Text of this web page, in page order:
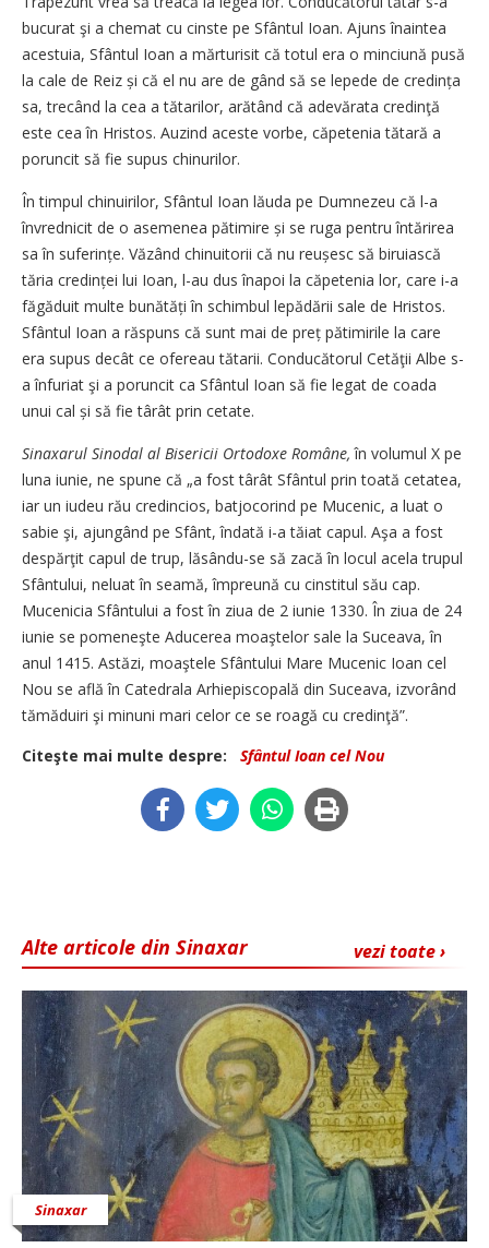
bucurat şi a chemat cu cinste pe Sfântul Ioan. Ajuns înaintea
acestuia, Sfântul Ioan a mărturisit că totul era o minciună pusă
la cale de Reiz și că el nu are de gând să se lepede de credința
sa, trecând la cea a tătarilor, arătând că adevărata credinţă
este cea în Hristos. Auzind aceste vorbe, căpetenia tătară a
poruncit să fie supus chinurilor.
În timpul chinuirilor, Sfântul Ioan lăuda pe Dumnezeu că l-a
învrednicit de o asemenea pătimire și se ruga pentru întărirea
sa în suferințe. Văzând chinuitorii că nu reușesc să biruiască
tăria credinței lui Ioan, l-au dus înapoi la căpetenia lor, care i-a
făgăduit multe bunătăți în schimbul lepădării sale de Hristos.
Sfântul Ioan a răspuns că sunt mai de preț pătimirile la care
era supus decât ce ofereau tătarii. Conducătorul Cetăţii Albe s-
a înfuriat şi a poruncit ca Sfântul Ioan să fie legat de coada
unui cal și să fie târât prin cetate.
Sinaxarul Sinodal al Bisericii Ortodoxe Române, în volumul X pe
luna iunie, ne spune că „a fost târât Sfântul prin toată cetatea,
iar un iudeu rău credincios, batjocorind pe Mucenic, a luat o
sabie şi, ajungând pe Sfânt, îndată i-a tăiat capul. Aşa a fost
despărţit capul de trup, lăsându-se să zacă în locul acela trupul
Sfântului, neluat în seamă, împreună cu cinstitul său cap.
Mucenicia Sfântului a fost în ziua de 2 iunie 1330. În ziua de 24
iunie se pomeneşte Aducerea moaştelor sale la Suceava, în
anul 1415. Astăzi, moaştele Sfântului Mare Mucenic Ioan cel
Nou se află în Catedrala Arhiepiscopală din Suceava, izvorând
tămăduiri şi minuni mari celor ce se roagă cu credinţă”.
Citeşte mai multe despre:
Sfântul Ioan cel Nou
vezi toate ›
Alte articole din Sinaxar
Sinaxar